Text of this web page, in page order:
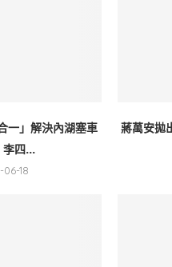
一」解決內湖塞車
四...
06-18
蔣萬安拋